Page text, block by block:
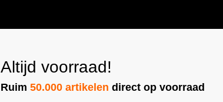
Altijd voorraad!
Ruim50.000 artikelen direct op voorraad